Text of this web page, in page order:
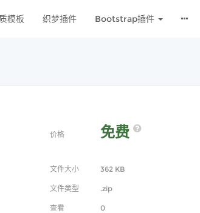
模板 织梦插件 Bootstrap插件
价格 免费
文件大小 362 KB
文件类型 .zip
查看 0